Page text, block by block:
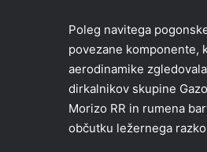
Poleg navitega
povezane komponente,
aerodinamike
dirkalnikov skupine
Morizo RR in rumena
občutku ležernega